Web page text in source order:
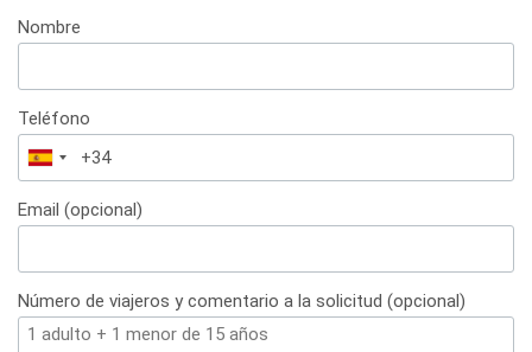
Nombre
Teléfono
España
+34
Email (opcional)
Número de viajeros y comentario a la solicitud (opcional)